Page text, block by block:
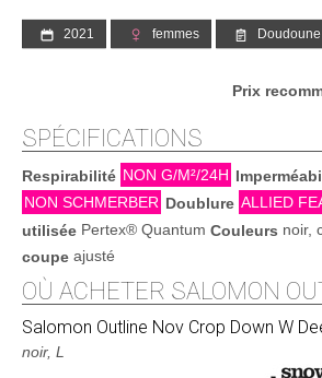
2021 femmes Doudoune
Prix
SPÉCIFICATIONS
Respirabilité NON G/M²/24H
NON SCHMERBER Doublure ALLIED
utilisée Pertex® Quantum Couleurs noir,
coupe ajusté
OÙ ACHETER SALOMON
Salomon Outline Nov Crop Down W
noir, L